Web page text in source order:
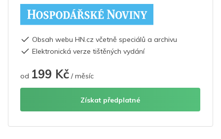
Obsah webu HN.cz včetně speciálů a archivu
Elektronická verze tištěných vydání
od 199 Kč / měsíc
Získat předplatné